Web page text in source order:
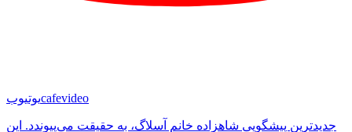
یوتیوبcafevideo
جدیدترین پیشگویی شاهزاده خانم آسلاگ، به حقیقت می‌پیوندد. این